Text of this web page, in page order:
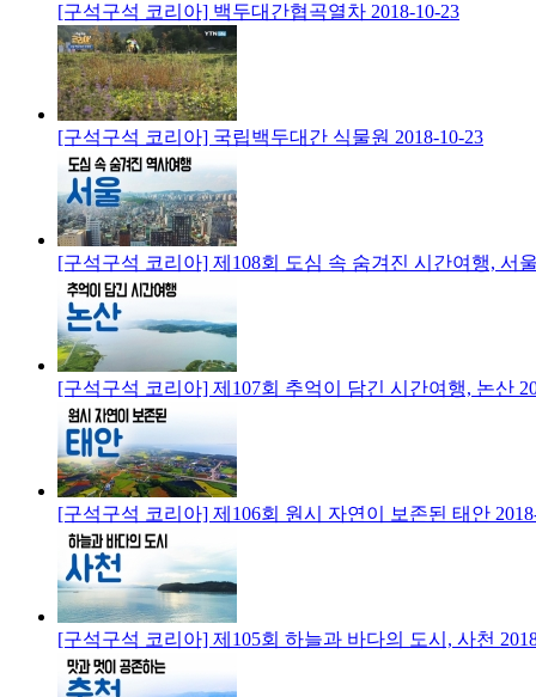
[구석구석 코리아] 백두대간협곡열차 2018-10-23
[구석구석 코리아] 국립백두대간 식물원 2018-10-23
[구석구석 코리아] 제108회 도심 속 숨겨진 시간여행, 서울
[구석구석 코리아] 제107회 추억이 담긴 시간여행, 논산
[구석구석 코리아] 제106회 원시 자연이 보존된 태안
[구석구석 코리아] 제105회 하늘과 바다의 도시, 사천